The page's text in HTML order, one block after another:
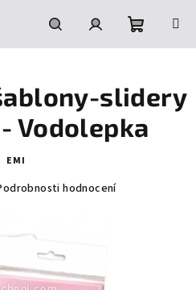
HledatPřihlášeníNákupní
košík
slidery
Vodolepka
EMI
hodnocení